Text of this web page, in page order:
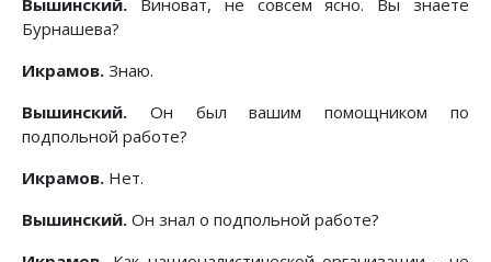
Вышинский. Виноват, не совсем ясно. Вы знаете
Бурнашева?
Икрамов. Знаю.
Вышинский. Он был вашим помощником по
подпольной работе?
Икрамов. Нет.
Вышинский. Он знал о подпольной работе?